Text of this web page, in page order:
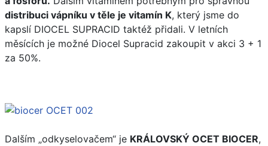
distribuci vápníku v těle je vitamín K, který jsme do
kapslí DIOCEL SUPRACID taktéž přidali. V letních
měsících je možné Diocel Supracid zakoupit v akci 3 + 1
za 50%.
Dalším „odkyselovačem“ je KRÁLOVSKÝ OCET BIOCER,